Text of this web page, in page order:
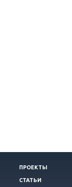
ПРОЕКТЫ
СТАТЬИ